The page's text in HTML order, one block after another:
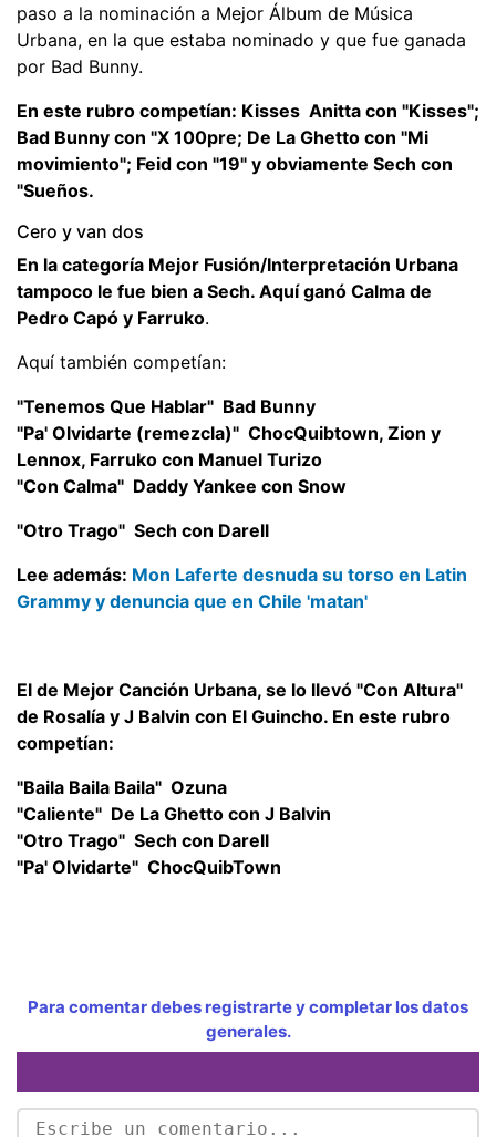
paso a la nominación a Mejor Álbum de Música
Urbana, en la que estaba nominado y que fue ganada
por Bad Bunny.
En este rubro competían: Kisses  Anitta con "Kisses";
Bad Bunny con "X 100pre; De La Ghetto con "Mi
movimiento"; Feid con "19" y obviamente Sech con
"Sueños.
Cero y van dos
En la categoría Mejor Fusión/Interpretación Urbana
tampoco le fue bien a Sech. Aquí ganó Calma de
Pedro Capó y Farruko.
Aquí también competían:
"Tenemos Que Hablar"  Bad Bunny
"Pa' Olvidarte (remezcla)"  ChocQuibtown, Zion y
Lennox, Farruko con Manuel Turizo
"Con Calma"  Daddy Yankee con Snow
"Otro Trago"  Sech con Darell
Lee además: Mon Laferte desnuda su torso en Latin
Grammy y denuncia que en Chile 'matan'
El de Mejor Canción Urbana, se lo llevó "Con Altura"
de Rosalía y J Balvin con El Guincho. En este rubro
competían:
"Baila Baila Baila"  Ozuna
"Caliente"  De La Ghetto con J Balvin
"Otro Trago"  Sech con Darell
"Pa' Olvidarte"  ChocQuibTown
Para comentar debes registrarte y completar los datos
generales.